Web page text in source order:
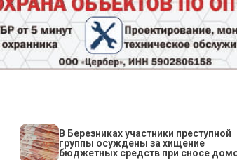
В Березниках участники преступной
группы осуждены за хищение
бюджетных средств при сносе